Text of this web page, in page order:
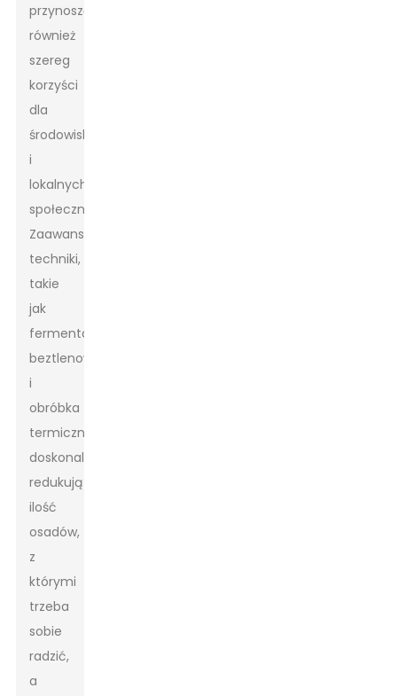
przynoszą
również
szereg
korzyści
dla
środowiska
i
lokalnych
społeczności.
Zaawansowane
techniki,
takie
jak
fermentacja
beztlenowa
i
obróbka
termiczna,
doskonale
redukują
ilość
osadów,
z
którymi
trzeba
sobie
radzić,
a